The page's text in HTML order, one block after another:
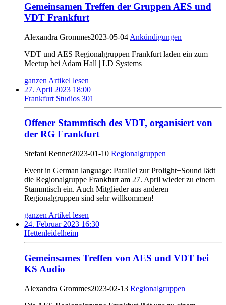
Gemeinsamen Treffen der Gruppen AES und
VDT Frankfurt
Alexandra Grommes2023-05-04 Ankündigungen
VDT und AES Regionalgruppen Frankfurt laden ein zum
Meetup bei Adam Hall | LD Systems
ganzen Artikel lesen
27. April 2023 18:00
Frankfurt Studios 301
Offener Stammtisch des VDT, organisiert von
der RG Frankfurt
Stefani Renner2023-01-10 Regionalgruppen
Event in German language: Parallel zur Prolight+Sound lädt
die Regionalgruppe Frankfurt am 27. April wieder zu einem
Stammtisch ein. Auch Mitglieder aus anderen
Regionalgruppen sind sehr willkommen!
ganzen Artikel lesen
24. Februar 2023 16:30
Hettenleidelheim
Gemeinsames Treffen von AES und VDT bei
KS Audio
Alexandra Grommes2023-02-13 Regionalgruppen